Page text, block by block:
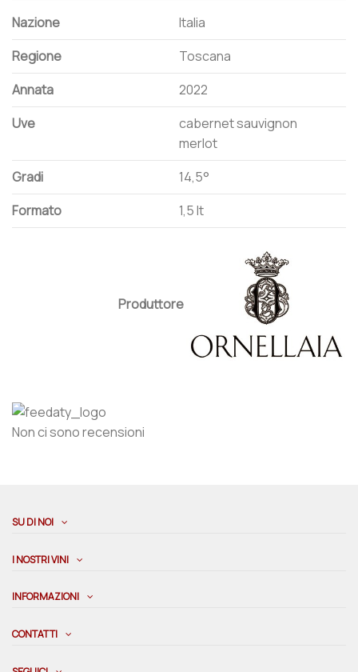
Nazione
Italia
Regione
Toscana
Annata
2022
Uve
cabernet sauvignon
merlot
Gradi
14,5°
Formato
1,5 lt
Produttore
Non ci sono recensioni
SU DI NOI
I NOSTRI VINI
INFORMAZIONI
CONTATTI